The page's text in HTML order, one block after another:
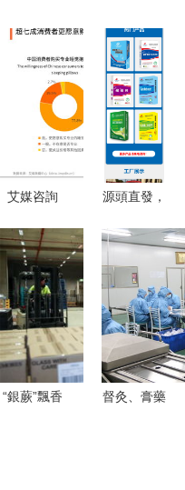
艾媒咨詢
中國睡眠健
康產品創新
及消費洞察
報告》 健
康咨詢引領
行業新增長
源頭直發，
遠辰建材環
保瓷磚背
膠，為工程
與健康護航
“銀蕨”飄香
督灸、膏藥